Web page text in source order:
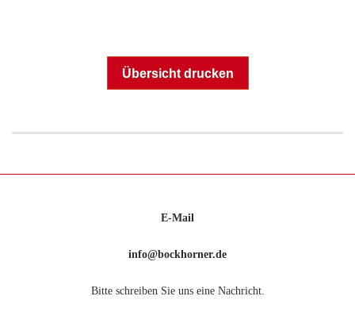
Übersicht drucken
E-Mail
info@bockhorner.de
Bitte schreiben Sie uns eine Nachricht.